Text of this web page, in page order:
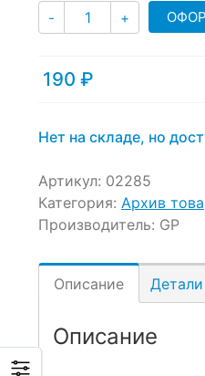
- Количество
+
190 ₽
Нет на складе, но
Артикул: 02285
Категория: Архив
Производитель: GP
Описание Детали
Описание